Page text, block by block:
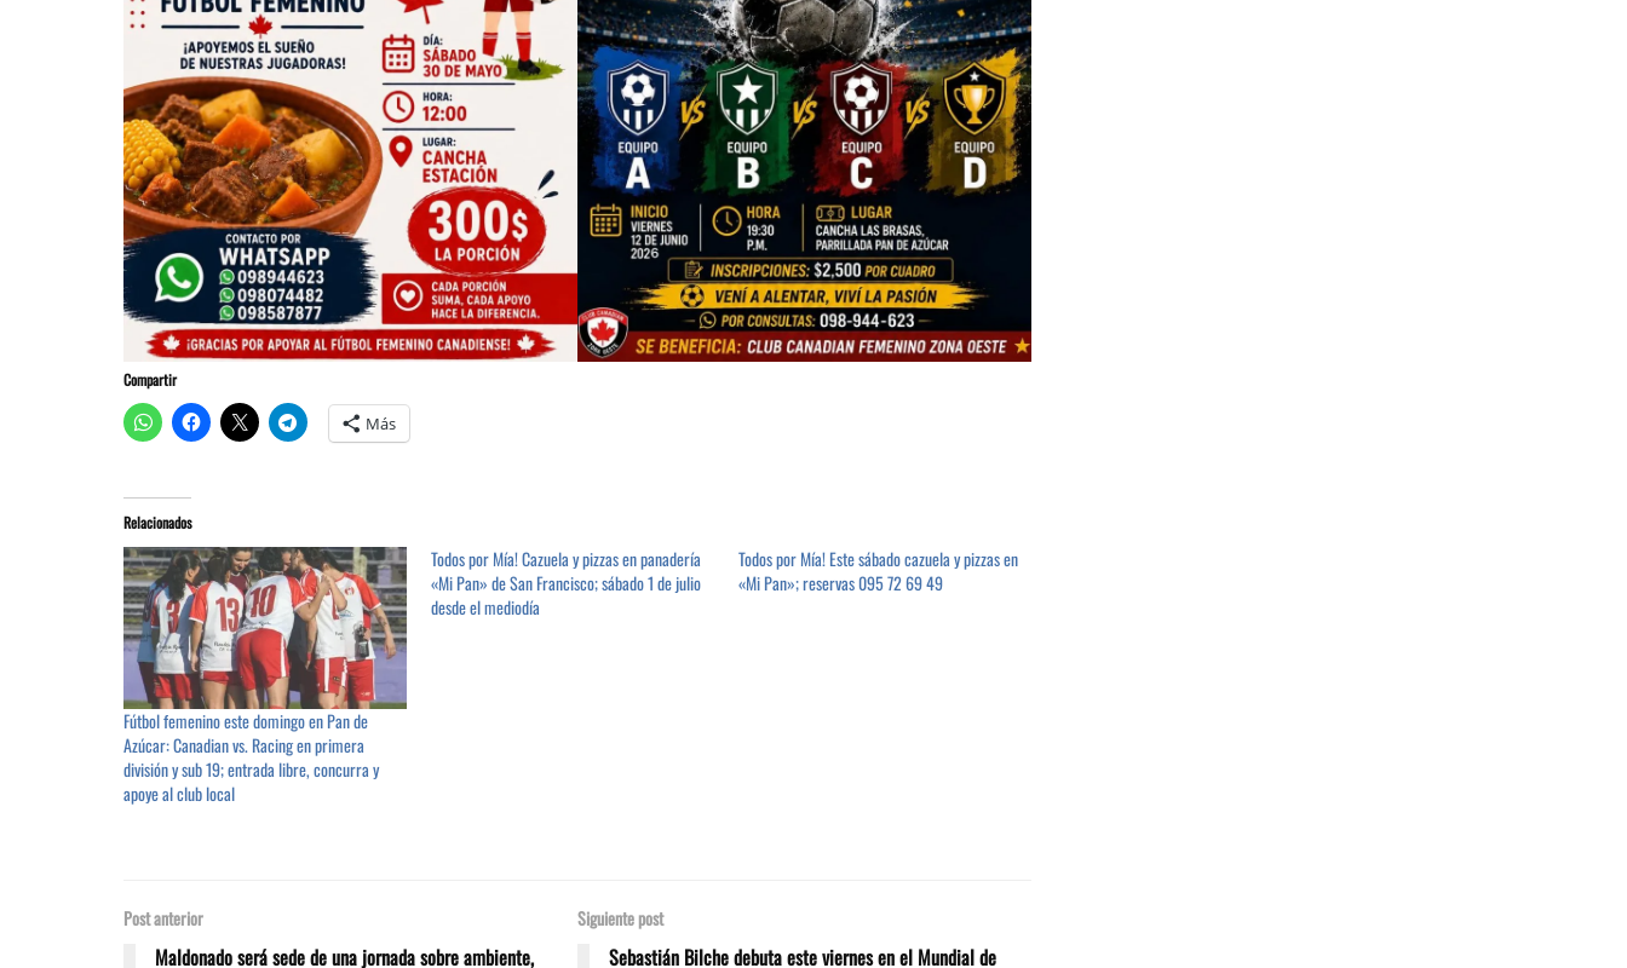
Compartir
Más
Relacionados
Fútbol femenino este domingo en Pan de
Azúcar: Canadian vs. Racing en primera
división y sub 19; entrada libre, concurra y
apoye al club local
Todos por Mía! Cazuela y pizzas en panadería
«Mi Pan» de San Francisco; sábado 1 de julio
desde el mediodía
Todos por Mía! Este sábado cazuela y pizzas en
«Mi Pan»; reservas 095 72 69 49
Post anterior
Maldonado será sede de una jornada sobre ambiente,
Siguiente post
Sebastián Bilche debuta este viernes en el Mundial de